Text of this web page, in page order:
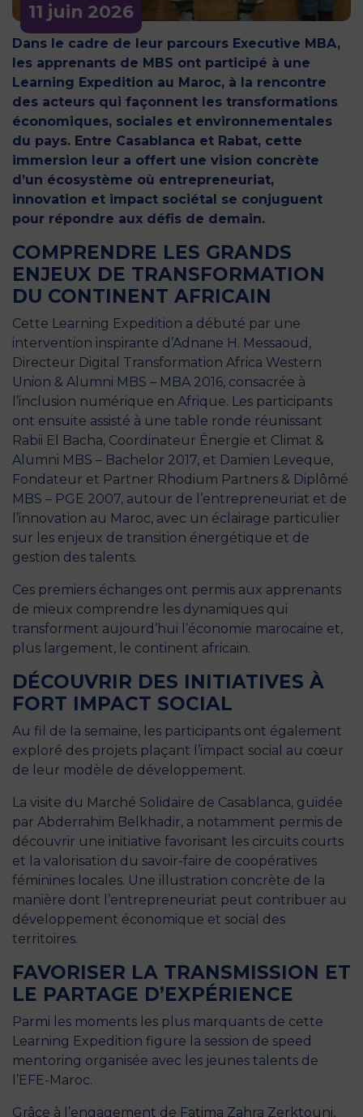
11 juin 2026
Dans le cadre de leur parcours Executive MBA,
les apprenants de MBS ont participé à une
Learning Expedition au Maroc, à la rencontre
des acteurs qui façonnent les transformations
économiques, sociales et environnementales
du pays. Entre Casablanca et Rabat, cette
immersion leur a offert une vision concrète
d’un écosystème où entrepreneuriat,
innovation et impact sociétal se conjuguent
pour répondre aux défis de demain.
COMPRENDRE LES GRANDS
ENJEUX DE TRANSFORMATION
DU CONTINENT AFRICAIN
Cette Learning Expedition a débuté par une
intervention inspirante d’Adnane H. Messaoud,
Directeur Digital Transformation Africa Western
Union & Alumni MBS – MBA 2016, consacrée à
l’inclusion numérique en Afrique. Les participants
ont ensuite assisté à une table ronde réunissant
Rabii El Bacha, Coordinateur Énergie et Climat &
Alumni MBS – Bachelor 2017, et Damien Leveque,
Fondateur et Partner Rhodium Partners & Diplômé
MBS – PGE 2007, autour de l’entrepreneuriat et de
l’innovation au Maroc, avec un éclairage particulier
sur les enjeux de transition énergétique et de
gestion des talents.
Ces premiers échanges ont permis aux apprenants
de mieux comprendre les dynamiques qui
transforment aujourd’hui l’économie marocaine et,
plus largement, le continent africain.
DÉCOUVRIR DES INITIATIVES À
FORT IMPACT SOCIAL
Au fil de la semaine, les participants ont également
exploré des projets plaçant l’impact social au cœur
de leur modèle de développement.
La visite du Marché Solidaire de Casablanca, guidée
par Abderrahim Belkhadir, a notamment permis de
découvrir une initiative favorisant les circuits courts
et la valorisation du savoir-faire de coopératives
féminines locales. Une illustration concrète de la
manière dont l’entrepreneuriat peut contribuer au
développement économique et social des
territoires.
FAVORISER LA TRANSMISSION ET
LE PARTAGE D’EXPÉRIENCE
Parmi les moments les plus marquants de cette
Learning Expedition figure la session de speed
mentoring organisée avec les jeunes talents de
l’EFE-Maroc.
Grâce à l’engagement de Fatima Zahra Zerktouni,